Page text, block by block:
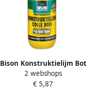
Bison Konstruktielijm Bot
75G*12 Nlfr 1388601
2 webshops
€ 5,87